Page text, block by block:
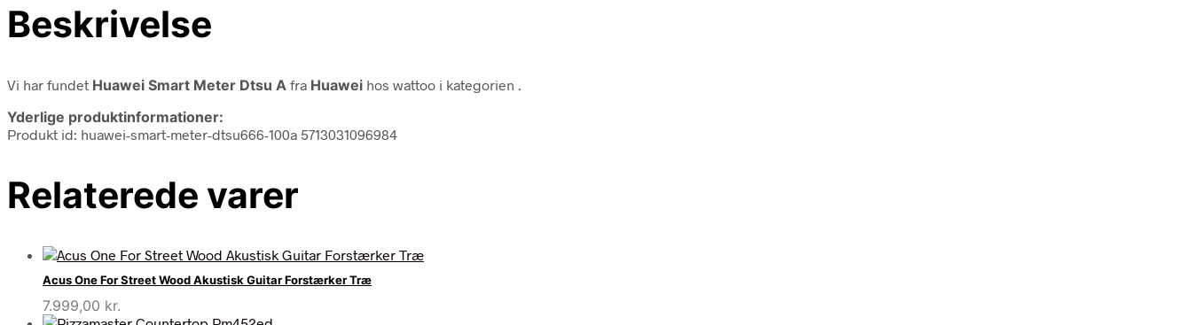
Beskrivelse
Vi har fundet Huawei Smart Meter Dtsu A fra Huawei hos wattoo i kategorien
Yderlige produktinformationer:
Produkt id: huawei-smart-meter-dtsu666-100a 5713031096984
Relaterede varer
Acus One For Street Wood Akustisk Guitar Forstærker Træ
7.999,00 kr.